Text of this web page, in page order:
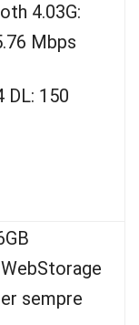
4.03G:
Mbps
DL: 150
sempre